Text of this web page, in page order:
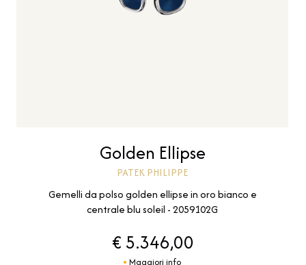
Golden Ellipse
PATEK PHILIPPE
Gemelli da polso golden ellipse in oro bianco e
centrale blu soleil - 2059102G
€ 5.346,00
Maggiori info